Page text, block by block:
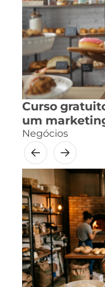
Curso
um
Negócios